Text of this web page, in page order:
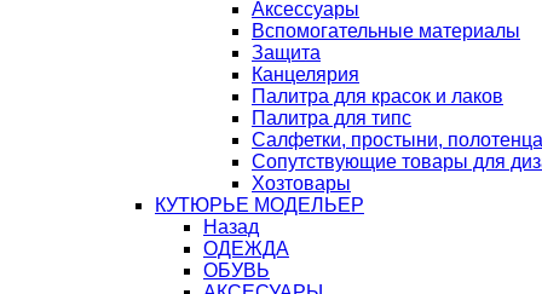
Аксессуары
Вспомогательные материалы
Защита
Канцелярия
Палитра для красок и лаков
Палитра для типс
Салфетки, простыни, полотенца
Сопутствующие товары для
Хозтовары
КУТЮРЬЕ МОДЕЛЬЕР
Назад
ОДЕЖДА
ОБУВЬ